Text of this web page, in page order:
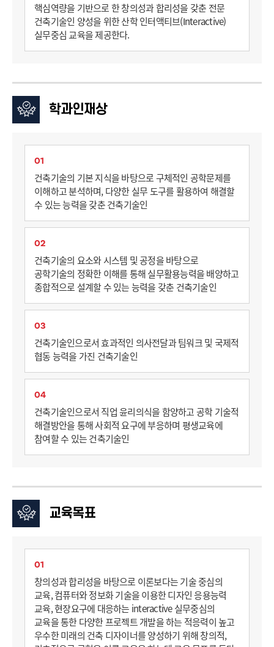
핵심역량을 기반으로 한 창의성과 합리성을 갖춘 전문
건축기술인 양성을 위한 산학 인터액티브(Interactive)
실무중심 교육을 제공한다.
학과인재상
01
건축기술의 기본 지식을 바탕으로 구체적인 공학문제를
이해하고 분석하며, 다양한 실무 도구를 활용하여 해결할
수 있는 능력을 갖춘 건축기술인
02
건축기술의 요소와 시스템 및 공정을 바탕으로
공학기술의 정확한 이해를 통해 실무활용능력을 배양하고
종합적으로 설계할 수 있는 능력을 갖춘 건축기술인
03
건축기술인으로서 효과적인 의사전달과 팀워크 및 국제적
협동 능력을 가진 건축기술인
04
건축기술인으로서 직업 윤리의식을 함양하고 공학 기술적
해결방안을 통해 사회적 요구에 부응하며 평생교육에
참여할 수 있는 건축기술인
교육목표
01
창의성과 합리성을 바탕으로 이론보다는 기술 중심의
교육, 컴퓨터와 정보화 기술을 이용한 디자인 응용능력
교육, 현장요구에 대응하는 interactive 실무중심의
교육을 통한 다양한 프로젝트 개발을 하는 적응력이 높고
우수한 미래의 건축 디자이너를 양성하기 위해 창의적,